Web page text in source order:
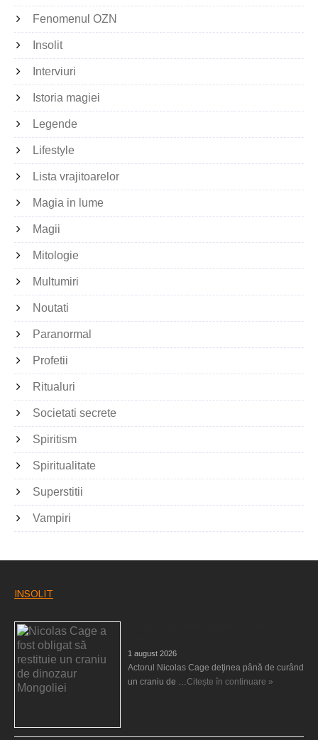
Fenomenul OZN
Insolit
Interviuri
Istoria magiei
Legende
Lifestyle
Lista vrajitoarelor
Magia in lume
Magii
Mitologie
Multumiri
Noutati
Paranormal
Profetii
Ritualuri
Societati secrete
Spiritism
Spiritualitate
Superstitii
Vampiri
INSOLIT
1 august 2026
Actorul Nicolas Cage deţinea până de curând
un craniu de …Citește în continuare »